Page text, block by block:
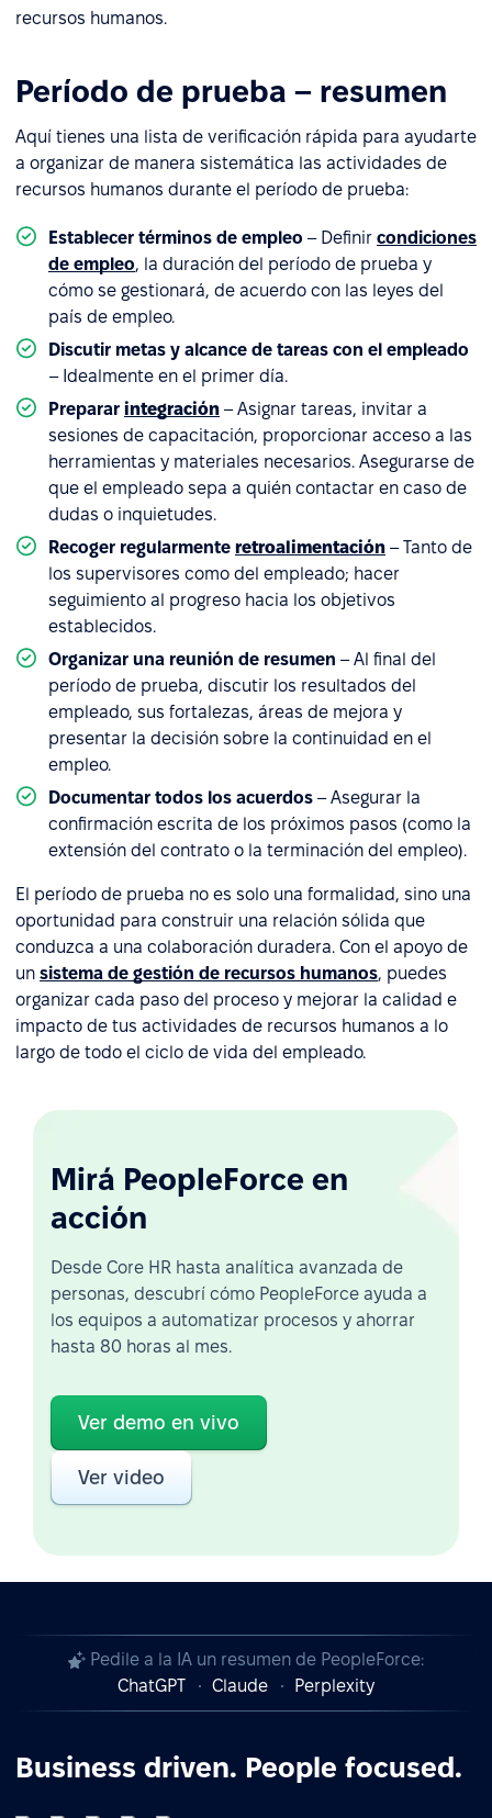
recursos humanos.
Período de prueba – resumen
Aquí tienes una lista de verificación rápida para ayudarte
a organizar de manera sistemática las actividades de
recursos humanos durante el período de prueba:
Establecer términos de empleo – Definir condiciones
de empleo, la duración del período de prueba y
cómo se gestionará, de acuerdo con las leyes del
país de empleo.
Discutir metas y alcance de tareas con el empleado
– Idealmente en el primer día.
Preparar integración – Asignar tareas, invitar a
sesiones de capacitación, proporcionar acceso a las
herramientas y materiales necesarios. Asegurarse de
que el empleado sepa a quién contactar en caso de
dudas o inquietudes.
Recoger regularmente retroalimentación – Tanto de
los supervisores como del empleado; hacer
seguimiento al progreso hacia los objetivos
establecidos.
Organizar una reunión de resumen – Al final del
período de prueba, discutir los resultados del
empleado, sus fortalezas, áreas de mejora y
presentar la decisión sobre la continuidad en el
empleo.
Documentar todos los acuerdos – Asegurar la
confirmación escrita de los próximos pasos (como la
extensión del contrato o la terminación del empleo).
El período de prueba no es solo una formalidad, sino una
oportunidad para construir una relación sólida que
conduzca a una colaboración duradera. Con el apoyo de
un sistema de gestión de recursos humanos, puedes
organizar cada paso del proceso y mejorar la calidad e
impacto de tus actividades de recursos humanos a lo
largo de todo el ciclo de vida del empleado.
Mirá PeopleForce en
acción
Desde Core HR hasta analítica avanzada de
personas, descubrí cómo PeopleForce ayuda a
los equipos a automatizar procesos y ahorrar
hasta 80 horas al mes.
Ver demo en vivo
Ver video
Pedile a la IA un resumen de PeopleForce:
ChatGPT
Claude Perplexity
Business driven. People focused.